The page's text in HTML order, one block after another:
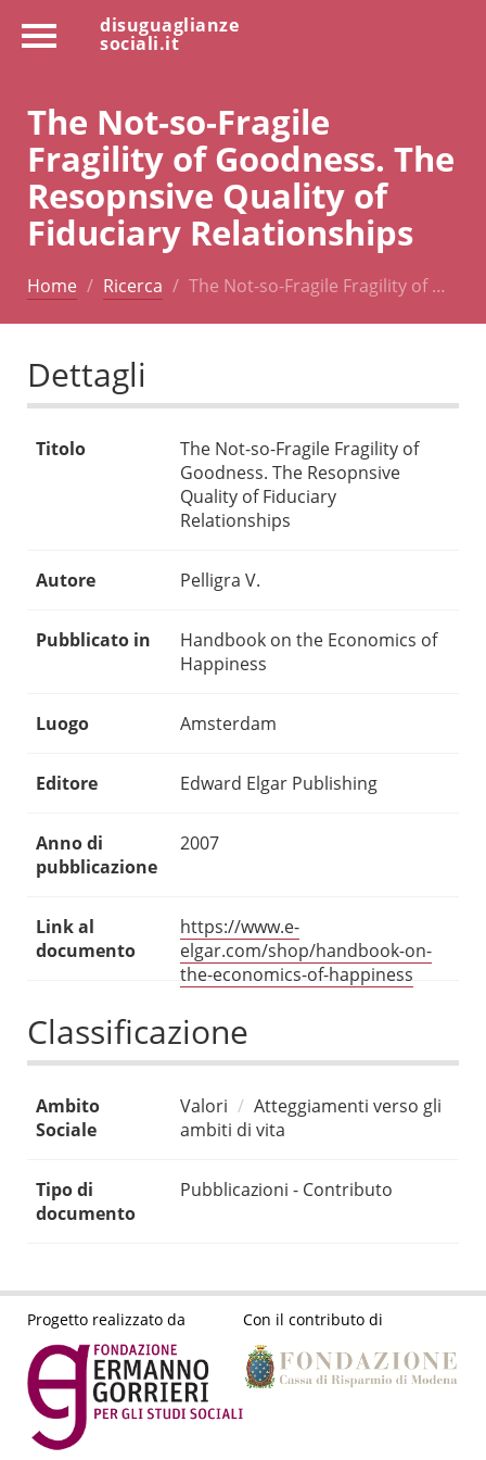
disuguaglianze
sociali.it
The Not-so-Fragile
Fragility of Goodness. The
Resopnsive Quality of
Fiduciary Relationships
Home Ricerca The Not-so-Fragile Fragility of …
Dettagli
Titolo
The Not-so-Fragile Fragility of
Goodness. The Resopnsive
Quality of Fiduciary
Relationships
Autore Pelligra V.
Pubblicato in
Handbook on the Economics of
Happiness
Luogo Amsterdam
Editore Edward Elgar Publishing
Anno di
pubblicazione
2007
Link al
documento
https://www.e-
elgar.com/shop/handbook-on-
the-economics-of-happiness
Classificazione
Ambito
Sociale
Valori
Atteggiamenti verso gli
ambiti di vita
Tipo di
documento
Pubblicazioni - Contributo
Progetto realizzato da Con il contributo di